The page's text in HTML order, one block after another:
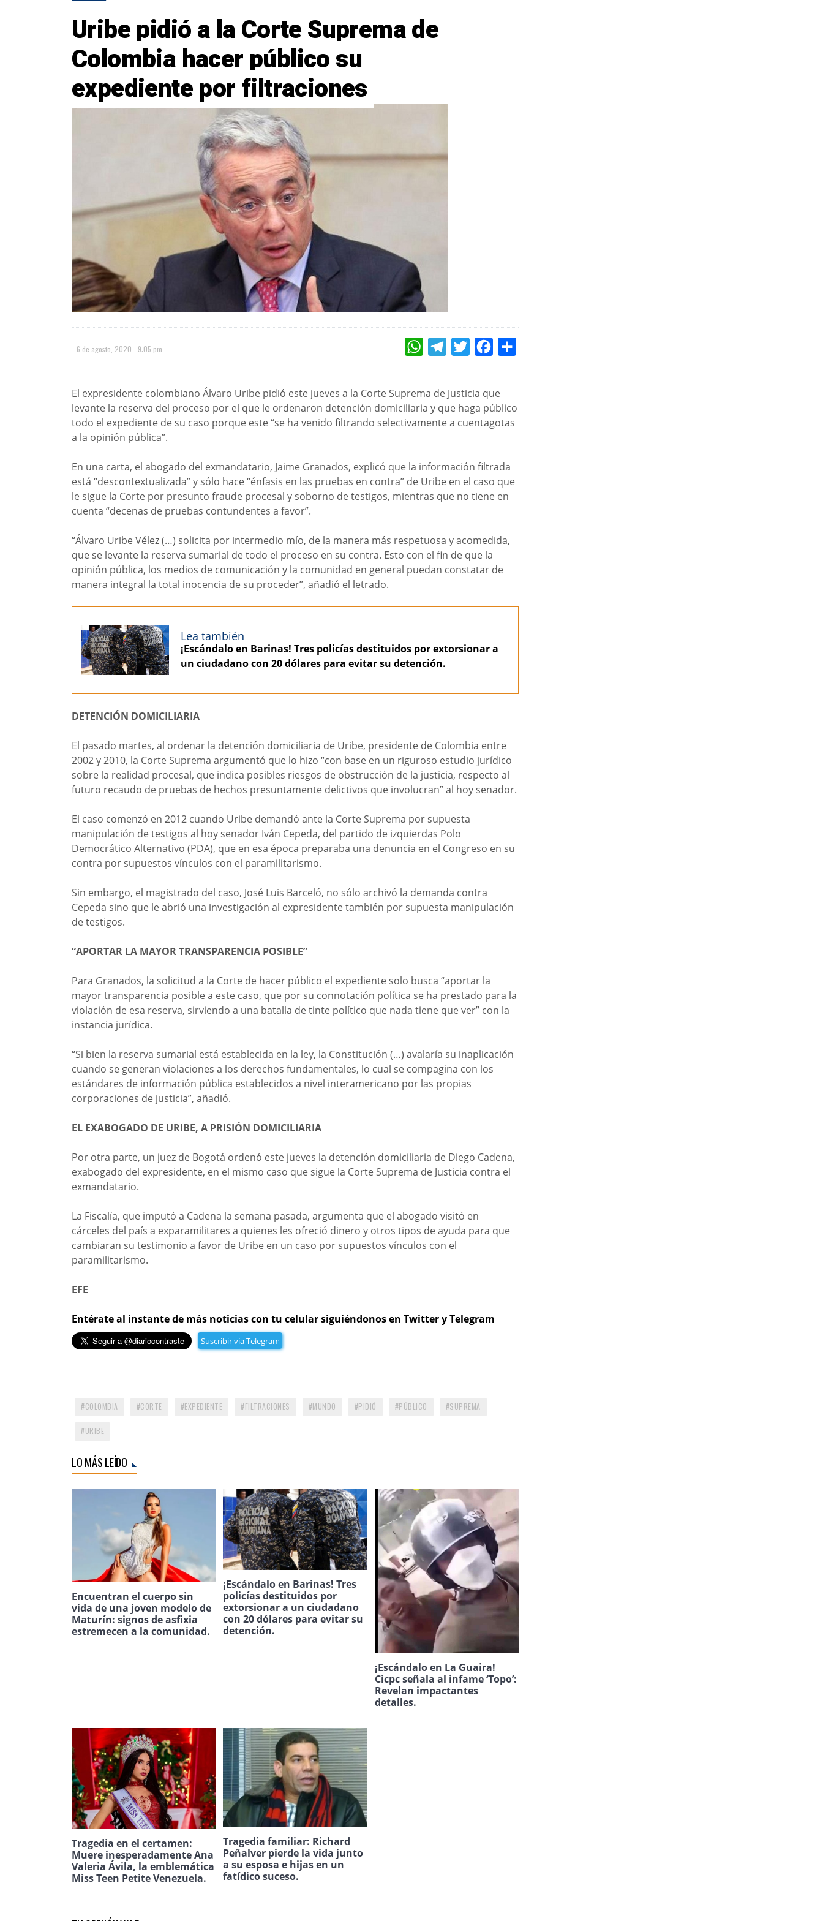
Uribe pidió a la Corte Suprema de
Colombia hacer público su
expediente por filtraciones
6 de agosto, 2020 - 9:05 pm WHATSAPPTELEGRAMTWITTERFACEBOOK
El expresidente colombiano Álvaro Uribe pidió este jueves a la Corte Suprema de Justicia que
levante la reserva del proceso por el que le ordenaron detención domiciliaria y que haga público
todo el expediente de su caso porque este “se ha venido filtrando selectivamente a cuentagotas
a la opinión pública”.
En una carta, el abogado del exmandatario, Jaime Granados, explicó que la información filtrada
está “descontextualizada” y sólo hace “énfasis en las pruebas en contra” de Uribe en el caso que
le sigue la Corte por presunto fraude procesal y soborno de testigos, mientras que no tiene en
cuenta “decenas de pruebas contundentes a favor”.
“Álvaro Uribe Vélez (…) solicita por intermedio mío, de la manera más respetuosa y acomedida,
que se levante la reserva sumarial de todo el proceso en su contra. Esto con el fin de que la
opinión pública, los medios de comunicación y la comunidad en general puedan constatar de
manera integral la total inocencia de su proceder”, añadió el letrado.
Lea también
¡Escándalo en Barinas! Tres policías destituidos por extorsionar a
un ciudadano con 20 dólares para evitar su detención.
DETENCIÓN DOMICILIARIA
El pasado martes, al ordenar la detención domiciliaria de Uribe, presidente de Colombia entre
2002 y 2010, la Corte Suprema argumentó que lo hizo “con base en un riguroso estudio jurídico
sobre la realidad procesal, que indica posibles riesgos de obstrucción de la justicia, respecto al
futuro recaudo de pruebas de hechos presuntamente delictivos que involucran” al hoy senador.
El caso comenzó en 2012 cuando Uribe demandó ante la Corte Suprema por supuesta
manipulación de testigos al hoy senador Iván Cepeda, del partido de izquierdas Polo
Democrático Alternativo (PDA), que en esa época preparaba una denuncia en el Congreso en su
contra por supuestos vínculos con el paramilitarismo.
Sin embargo, el magistrado del caso, José Luis Barceló, no sólo archivó la demanda contra
Cepeda sino que le abrió una investigación al expresidente también por supuesta manipulación
de testigos.
“APORTAR LA MAYOR TRANSPARENCIA POSIBLE”
Para Granados, la solicitud a la Corte de hacer público el expediente solo busca “aportar la
mayor transparencia posible a este caso, que por su connotación política se ha prestado para la
violación de esa reserva, sirviendo a una batalla de tinte político que nada tiene que ver” con la
instancia jurídica.
“Si bien la reserva sumarial está establecida en la ley, la Constitución (…) avalaría su inaplicación
cuando se generan violaciones a los derechos fundamentales, lo cual se compagina con los
estándares de información pública establecidos a nivel interamericano por las propias
corporaciones de justicia”, añadió.
EL EXABOGADO DE URIBE, A PRISIÓN DOMICILIARIA
Por otra parte, un juez de Bogotá ordenó este jueves la detención domiciliaria de Diego Cadena,
exabogado del expresidente, en el mismo caso que sigue la Corte Suprema de Justicia contra el
exmandatario.
La Fiscalía, que imputó a Cadena la semana pasada, argumenta que el abogado visitó en
cárceles del país a exparamilitares a quienes les ofreció dinero y otros tipos de ayuda para que
cambiaran su testimonio a favor de Uribe en un caso por supuestos vínculos con el
paramilitarismo.
EFE
Entérate al instante de más noticias con tu celular siguiéndonos en Twitter y Telegram
Suscribir vía Telegram
COLOMBIA CORTE EXPEDIENTE FILTRACIONES MUNDO PIDIÓ PÚBLICO SUPREMA
URIBE
LO MÁS LEÍDO
Encuentran el cuerpo sin
vida de una joven modelo de
Maturín: signos de asfixia
estremecen a la comunidad.
¡Escándalo en Barinas! Tres
policías destituidos por
extorsionar a un ciudadano
con 20 dólares para evitar su
detención.
¡Escándalo en La Guaira!
Cicpc señala al infame ‘Topo’:
Revelan impactantes
detalles.
Tragedia en el certamen:
Muere inesperadamente Ana
Valeria Ávila, la emblemática
Miss Teen Petite Venezuela.
Tragedia familiar: Richard
Peñalver pierde la vida junto
a su esposa e hijas en un
fatídico suceso.